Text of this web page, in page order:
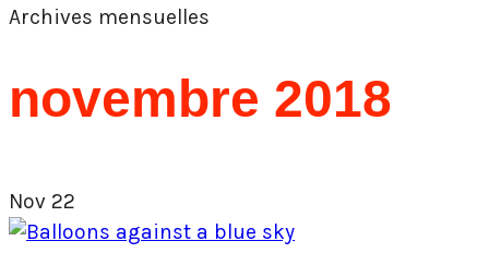
Fermer
Archives mensuelles
novembre 2018
Nov 22